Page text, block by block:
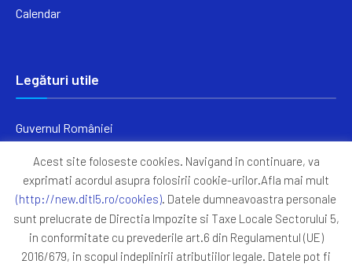
Calendar
Legături utile
Guvernul României
Primăria Sectorul 5
ANAF
Protocoale
GDPR
Acest site foloseste cookies. Navigand in continuare, va
exprimati acordul asupra folosirii cookie-urilor.Afla mai mult
(http://new.ditl5.ro/cookies). Datele dumneavoastra personale
sunt prelucrate de Directia Impozite si Taxe Locale Sectorului 5,
in conformitate cu prevederile art.6 din Regulamentul (UE)
2016/679, in scopul indeplinirii atributiilor legale. Datele pot fi